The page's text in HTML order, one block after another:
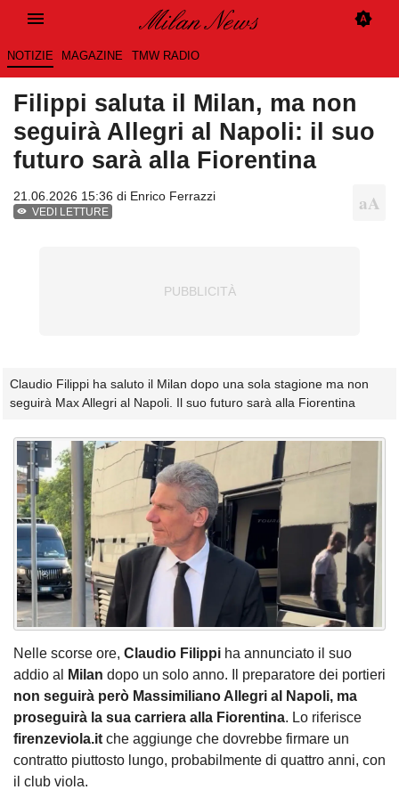
NOTIZIE MAGAZINE TMW RADIO
Filippi saluta il Milan, ma non
seguirà Allegri al Napoli: il suo
futuro sarà alla Fiorentina
21.06.2026 15:36 di Enrico Ferrazzi
VEDI LETTURE
Claudio Filippi ha saluto il Milan dopo una sola stagione ma non
seguirà Max Allegri al Napoli. Il suo futuro sarà alla Fiorentina
Nelle scorse ore, Claudio Filippi ha annunciato il suo
addio al
Milan dopo un solo anno. Il preparatore dei portieri
non seguirà però Massimiliano Allegri al Napoli, ma
proseguirà la sua carriera alla Fiorentina. Lo riferisce
firenzeviola.it che aggiunge che dovrebbe firmare un
contratto piuttosto lungo, probabilmente di quattro anni, con
il club viola.